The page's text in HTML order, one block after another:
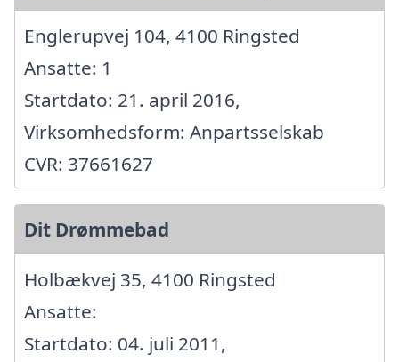
Englerupvej 104, 4100 Ringsted
Ansatte: 1
Startdato: 21. april 2016,
Virksomhedsform: Anpartsselskab
CVR: 37661627
Dit Drømmebad
Holbækvej 35, 4100 Ringsted
Ansatte:
Startdato: 04. juli 2011,